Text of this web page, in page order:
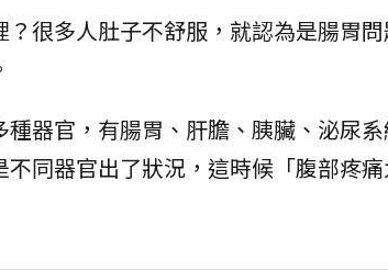
？很多人肚子不舒服，就認為是腸胃
種器官，有腸胃、肝膽、胰臟、泌尿
不同器官出了狀況，這時候「腹部疼